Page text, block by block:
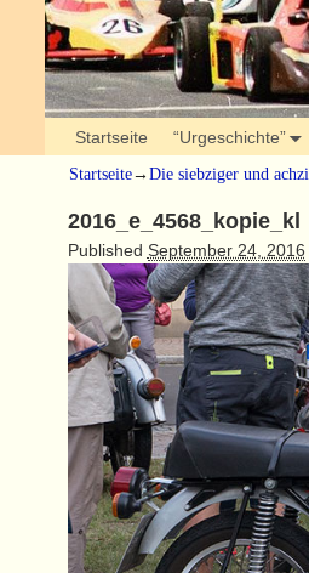
Startseite “Urgeschichte”
Startseite→ Die siebziger und
2016_e_4568_kopie_kl
Published September 24, 2016